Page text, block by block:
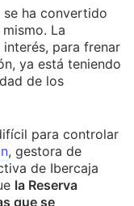
se ha convertido
La
para frenar
ya está teniendo
de los
para controlar
, gestora de
de Ibercaja
la Reserva
que se